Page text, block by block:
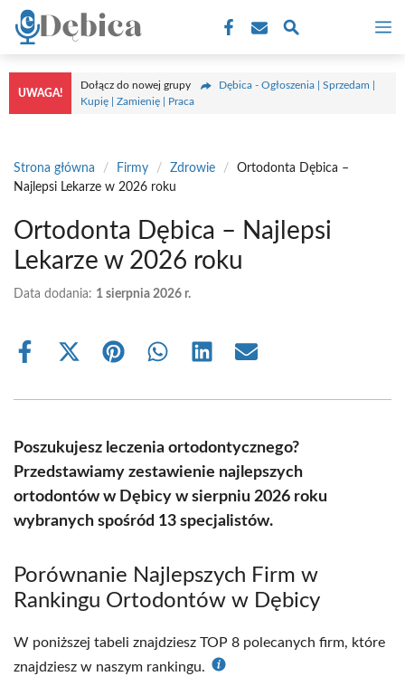
Przejdź
treści
UWAGA!
Dołącz do nowej grupy
Dębica - Ogłoszenia | Sprzedam |
Kupię | Zamienię | Praca
Strona główna / Firmy / Zdrowie /
Ortodonta Dębica –
Najlepsi Lekarze w 2026 roku
Ortodonta Dębica – Najlepsi
Lekarze w 2026 roku
Data dodania: 1 sierpnia 2026 r.
Share
Share
(Twitter)
Share Share Share Share
Poszukujesz leczenia ortodontycznego?
Przedstawiamy zestawienie najlepszych
ortodontów w Dębicy w sierpniu 2026 roku
wybranych spośród 13 specjalistów.
Porównanie Najlepszych Firm w
Rankingu Ortodontów w Dębicy
W poniższej tabeli znajdziesz TOP 8 polecanych firm, które
znajdziesz w naszym rankingu.